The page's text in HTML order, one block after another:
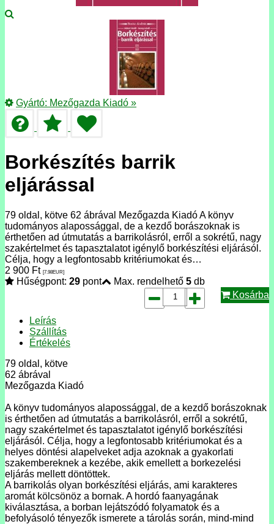
Gyártó: Mezőgazda Kiadó »
Borkészítés barrik
eljárással
79 oldal, kötve 62 ábrával Mezőgazda Kiadó A könyv
tudományos alapossággal, de a kezdő borászoknak is
érthetően ad útmutatás a barrikolásról, erről a sokrétű, nagy
szakértelmet és tapasztalatot igénylő borkészítési eljárásól.
Célja, hogy a legfontosabb kritériumokat és…
2 900 Ft [7.98EUR]
Hűségpont: 29 pont Max. rendelhető 5 db
Kosárba
Leírás
Szállítás
Értékelés
79 oldal, kötve
62 ábrával
Mezőgazda Kiadó
A könyv tudományos alapossággal, de a kezdő borászoknak
is érthetően ad útmutatás a barrikolásról, erről a sokrétű,
nagy szakértelmet és tapasztalatot igénylő borkészítési
eljárásól. Célja, hogy a legfontosabb kritériumokat és a
helyes döntési alapelveket adja azoknak a gyakorlati
szakembereknek a kezébe, akik emellett a borkezelési
eljárás mellett döntöttek.
A barrikolás olyan borkészítési eljárás, ami karakteres
aromát kölcsönöz a bornak. A hordó faanyagának
kiválasztása, a borban lejátszódó folyamatok és a
befolyásoló tényezők ismerete a tárolás során, mind-mind